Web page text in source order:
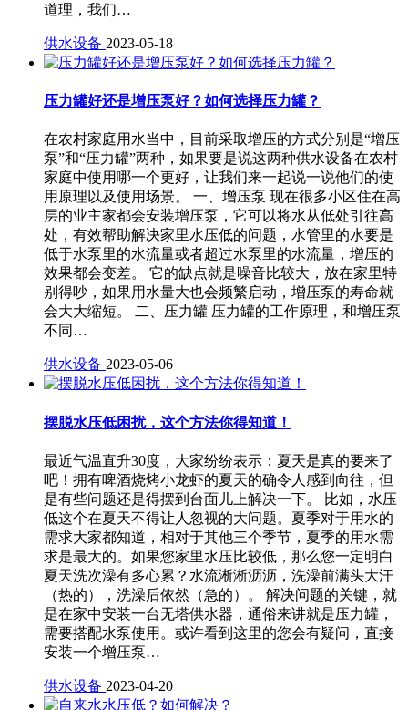
道理，我们…
供水设备 2023-05-18
压力罐好还是增压泵好？如何选择压力罐？
在农村家庭用水当中，目前采取增压的方式分别是“增压
泵”和“压力罐”两种，如果要是说这两种供水设备在农村
家庭中使用哪一个更好，让我们来一起说一说他们的使
用原理以及使用场景。 一、增压泵 现在很多小区住在高
层的业主家都会安装增压泵，它可以将水从低处引往高
处，有效帮助解决家里水压低的问题，水管里的水要是
低于水泵里的水流量或者超过水泵里的水流量，增压的
效果都会变差。 它的缺点就是噪音比较大，放在家里特
别得吵，如果用水量大也会频繁启动，增压泵的寿命就
会大大缩短。 二、压力罐 压力罐的工作原理，和增压泵
不同…
供水设备 2023-05-06
摆脱水压低困扰，这个方法你得知道！
最近气温直升30度，大家纷纷表示：夏天是真的要来了
吧！拥有啤酒烧烤小龙虾的夏天的确令人感到向往，但
是有些问题还是得摆到台面儿上解决一下。 比如，水压
低这个在夏天不得让人忽视的大问题。夏季对于用水的
需求大家都知道，相对于其他三个季节，夏季的用水需
求是最大的。如果您家里水压比较低，那么您一定明白
夏天洗次澡有多心累？水流淅淅沥沥，洗澡前满头大汗
（热的），洗澡后依然（急的）。 解决问题的关键，就
是在家中安装一台无塔供水器，通俗来讲就是压力罐，
需要搭配水泵使用。或许看到这里的您会有疑问，直接
安装一个增压泵…
供水设备 2023-04-20